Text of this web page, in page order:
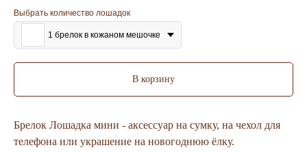
Выбрать количество лошадок
1 брелок в кожаном мешочке
В корзину
Брелок Лошадка мини - аксессуар на сумку, на чехол для
телефона или украшение на новогоднюю ёлку.